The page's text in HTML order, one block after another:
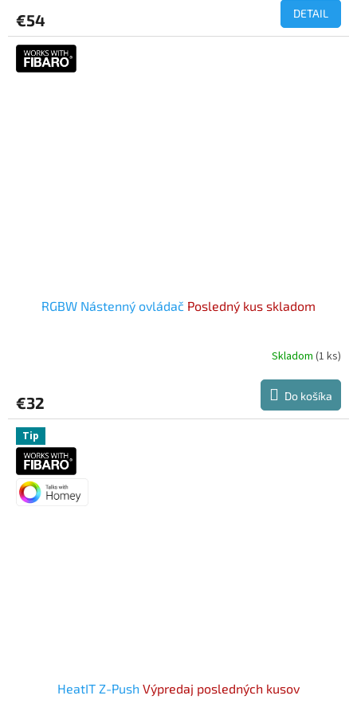
je
5,0
5
€54 DETAIL
RGBW Nástenný ovládač Posledný kus skladom
Skladom (1 ks)
€32 Do košíka
Tip
HeatIT Z-Push Výpredaj posledných kusov